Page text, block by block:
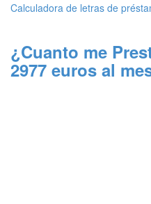
Calculadora de letras de
¿Cuanto me
2977 euros al